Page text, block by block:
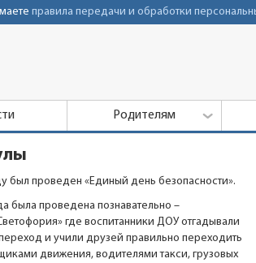
правила передачи и обработки
Родителям
был проведен «Единый день безопасности».
была проведена познавательно –
где воспитанники ДОУ отгадывали
и учили друзей правильно переходить
движения, водителями такси, грузовых